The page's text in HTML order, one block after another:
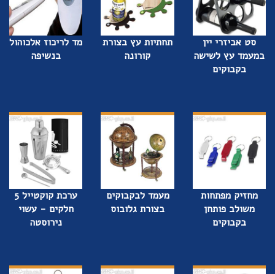
סט אביזרי יין
במעמד עץ לשישה
בקבוקים
תחתיות עץ בצורת
קורונה
מד לריכוז אלכוהול
בנשיפה
מחזיק מפתחות
משולב פותחן
בקבוקים
מעמד לבקבוקים
בצורת גלובוס
ערכת קוקטייל 5
חלקים - עשוי
נירוסטה